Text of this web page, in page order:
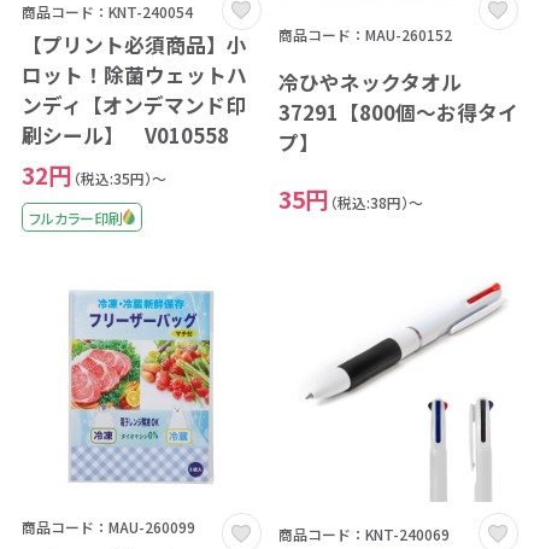
商品コード：KNT-240054
【プリント必須商品】小
ロット！除菌ウェットハ
ンディ【オンデマンド印
刷シール】 V010558
32円 （税込:35円）～
フルカラー印刷
商品コード：MAU-260152
冷ひやネックタオル
37291【800個～お得タイ
プ】
35円 （税込:38円）～
商品コード：MAU-260099 商品コード：KNT-240069